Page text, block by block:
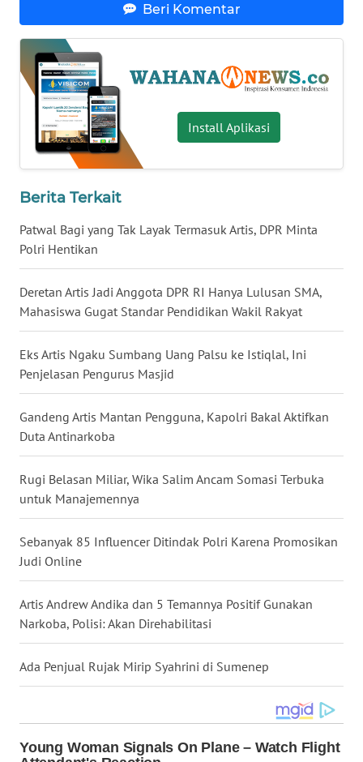
Beri Komentar
Install Aplikasi
Berita Terkait
Patwal Bagi yang Tak Layak Termasuk Artis, DPR Minta
Polri Hentikan
Deretan Artis Jadi Anggota DPR RI Hanya Lulusan SMA,
Mahasiswa Gugat Standar Pendidikan Wakil Rakyat
Eks Artis Ngaku Sumbang Uang Palsu ke Istiqlal, Ini
Penjelasan Pengurus Masjid
Gandeng Artis Mantan Pengguna, Kapolri Bakal Aktifkan
Duta Antinarkoba
Rugi Belasan Miliar, Wika Salim Ancam Somasi Terbuka
untuk Manajemennya
Sebanyak 85 Influencer Ditindak Polri Karena Promosikan
Judi Online
Artis Andrew Andika dan 5 Temannya Positif Gunakan
Narkoba, Polisi: Akan Direhabilitasi
Ada Penjual Rujak Mirip Syahrini di Sumenep
WN
SERAMBI
WN
JAMBI
SULTRA
WN
SULTENG
WN
SULBAR
WN
BABEL
WN
SUMBAR
WN
SUMSEL
WN
BENGKULU
WN
WN
JATENG